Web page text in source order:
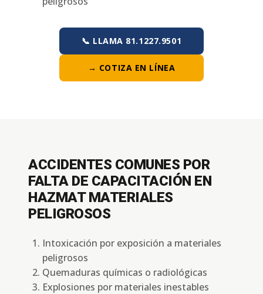
📞 LLAMA 81.1227.9501
→ COTIZA EN LÍNEA
ACCIDENTES COMUNES POR
FALTA DE CAPACITACIÓN EN
HAZMAT MATERIALES
PELIGROSOS
Intoxicación por exposición a materiales
peligrosos
Quemaduras químicas o radiológicas
Explosiones por materiales inestables